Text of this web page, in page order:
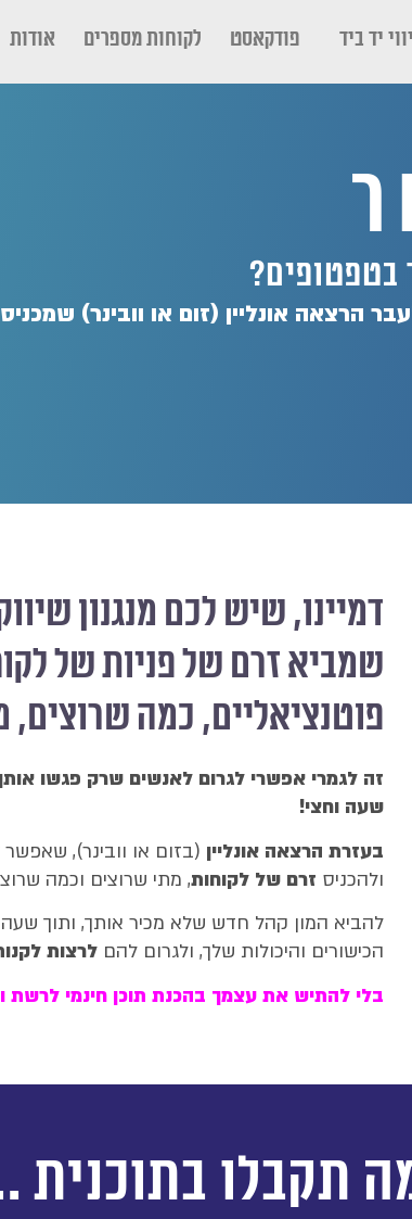
יד ביד פודקאסט לקוחות מספרים אודות
בטפטופים?
הרצאה אונליין (זום או וובינר)
דמיינו, שיש לכם מנגנון
שמביא זרם של פניות של
פוטנציאליים, כמה שרוצים,
זה לגמרי אפשרי לגרום לאנשים שרק פגשו
שעה וחצי!
בעזרת הרצאה אונליין (בזום או וובינר), שאפשר
ולהכניס זרם של לקוחות, מתי שרוצים וכמה
להביא המון קהל חדש שלא מכיר אותך, ותוך
הכישורים והיכולות שלך, ולגרום להם לרצות
בלי להתיש את עצמך בהכנת תוכן חינמי לרשת
תקבלו בתוכנית